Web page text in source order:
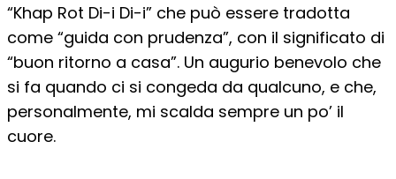
“Khap Rot Di-i Di-i” che può essere tradotta
come “guida con prudenza”, con il significato di
“buon ritorno a casa”. Un augurio benevolo che
si fa quando ci si congeda da qualcuno, e che,
personalmente, mi scalda sempre un po’ il
cuore.